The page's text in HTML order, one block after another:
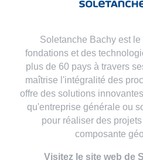
Soletanche Bachy est
fondations et des
plus de 60 pays à travers
maîtrise l'intégralité des
offre des solutions
qu'entreprise générale ou
pour réaliser des
composante
Visitez le site web de